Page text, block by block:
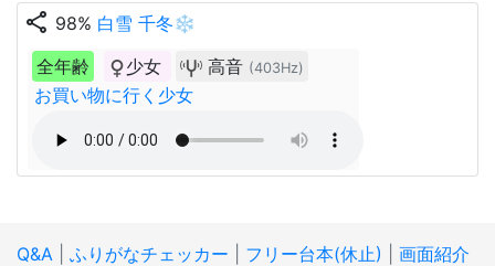
share 98% 白雪 千冬❄
全年齢
少女 高音 (403Hz)
お買い物に行く少女
Q&A ふりがなチェッカー フリー台本(休止)
画面紹介